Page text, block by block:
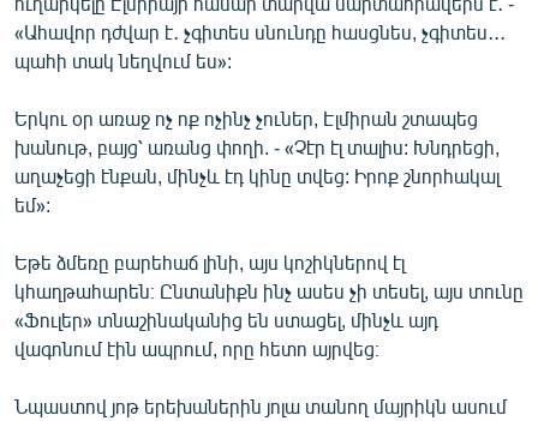
«Ազատության» բոլոր կայքերը
«Ահավոր դժվար է․ չգիտես սնունդը հասցնես, չգիտես․․․
պահի տակ նեղվում ես»:
Երկու օր առաջ ոչ ոք ոչինչ չուներ, Էլմիրան շտապեց
խանութ, բայց՝ առանց փողի. - «Չէր էլ տալիս: Խնդրեցի,
աղաչեցի էնքան, մինչև էդ կինը տվեց: Իրոք շնորհակալ
եմ»:
Եթե ձմեռը բարեհաճ լինի, այս կոշիկներով էլ
կհաղթահարեն։ Ընտանիքն ինչ ասես չի տեսել, այս տունը
«Ֆուլեր» տնաշինականից են ստացել, մինչև այդ
վագոնում էին ապրում, որը հետո այրվեց։
Նպաստով յոթ երեխաներին յոլա տանող մայրիկն ասում